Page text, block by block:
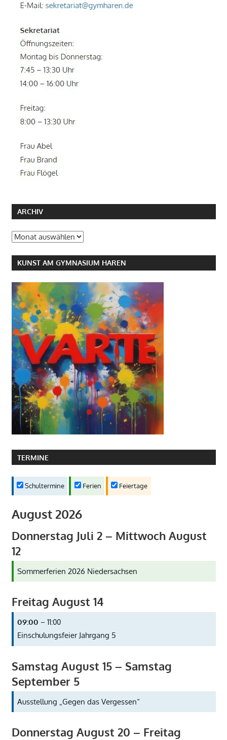
ARCHIV
Archiv
KUNST AM GYMNASIUM HAREN
TERMINE
Schultermine Ferien Feiertage
August 2026
Donnerstag Juli 2– Mittwoch August
12
Sommerferien 2026 Niedersachsen
Freitag August 14
09:00 – 11:00
Einschulungsfeier Jahrgang 5
Samstag August 15– Samstag
September 5
Ausstellung „Gegen das Vergessen“
Donnerstag August 20 – Freitag